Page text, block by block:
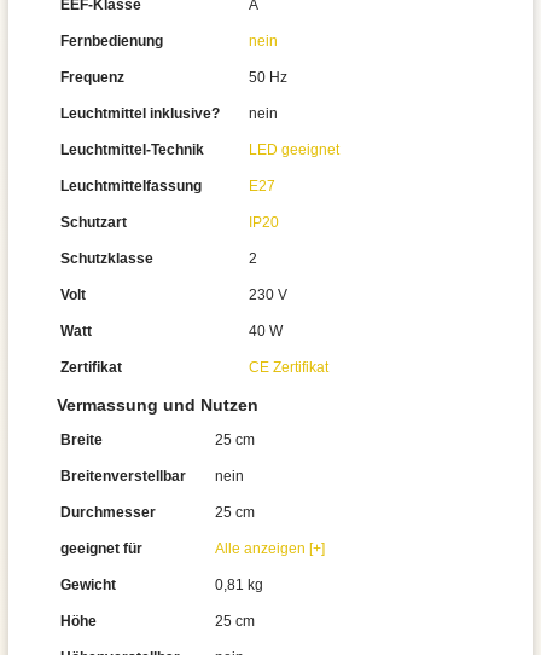
EEF-Klasse A
Fernbedienung nein
Frequenz 50 Hz
Leuchtmittel inklusive? nein
Leuchtmittel-Technik LED geeignet
Leuchtmittelfassung E27
Schutzart IP20
Schutzklasse 2
Volt 230 V
Watt 40 W
Zertifikat CE Zertifikat
Vermassung und Nutzen
Breite 25 cm
Breitenverstellbar nein
Durchmesser 25 cm
geeignet für Alle anzeigen [+]
Gewicht 0,81 kg
Höhe 25 cm